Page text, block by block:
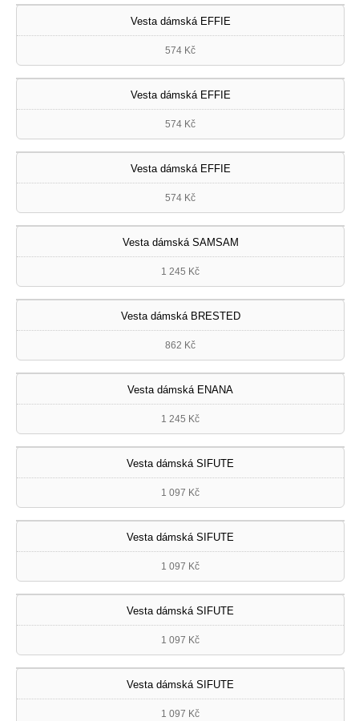
Vesta dámská EFFIE
574 Kč
Vesta dámská EFFIE
574 Kč
Vesta dámská EFFIE
574 Kč
Vesta dámská SAMSAM
1 245 Kč
Vesta dámská BRESTED
862 Kč
Vesta dámská ENANA
1 245 Kč
Vesta dámská SIFUTE
1 097 Kč
Vesta dámská SIFUTE
1 097 Kč
Vesta dámská SIFUTE
1 097 Kč
Vesta dámská SIFUTE
1 097 Kč